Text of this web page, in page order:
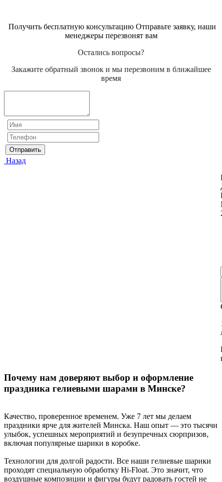
Получить бесплатную консультацию Отправьте заявку, наши
менеджеры перезвонят вам
Остались вопросы?
Закажите обратный звонок и мы перезвоним в ближайшее
время
Отправить
Назад
Почему нам доверяют выбор и оформление
праздника гелиевыми шарами в Минске?
Качество, проверенное временем. Уже 7 лет мы делаем
праздники ярче для жителей Минска. Наш опыт — это тысячи
улыбок, успешных мероприятий и безупречных сюрпризов,
включая популярные шарики в коробке.
Технологии для долгой радости. Все наши гелиевые шарики
проходят специальную обработку Hi-Float. Это значит, что
воздушные композиции и фигуры будут радовать гостей не